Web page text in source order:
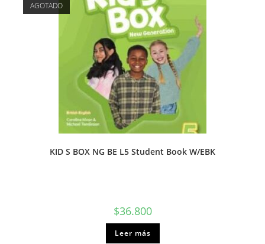
AGOTADO
KID S BOX NG BE L5 Student Book W/EBK
$36.800
Leer más